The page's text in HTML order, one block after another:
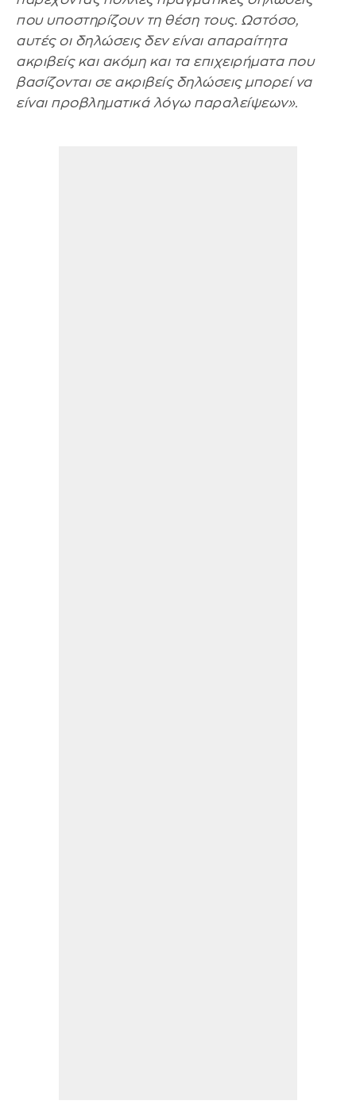
που υποστηρίζουν τη θέση τους. Ωστόσο,
αυτές οι δηλώσεις δεν είναι απαραίτητα
ακριβείς και ακόμη και τα επιχειρήματα που
βασίζονται σε ακριβείς δηλώσεις μπορεί να
είναι προβληματικά λόγω παραλείψεων».